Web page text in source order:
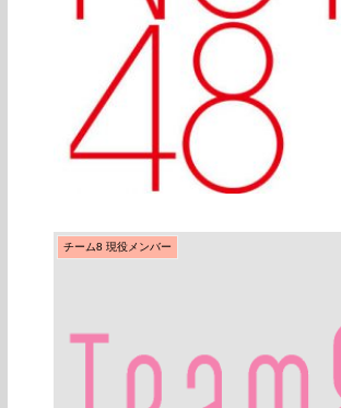
チーム8 現役メンバー